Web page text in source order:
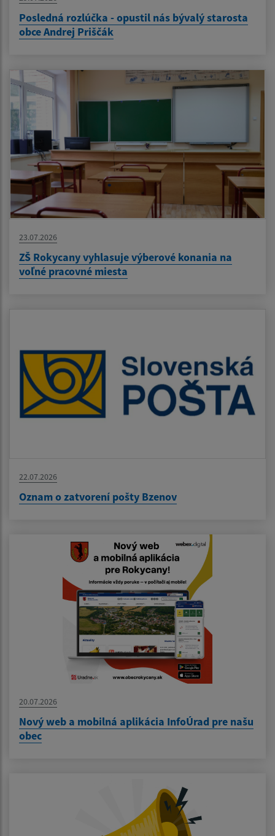
Posledná rozlúčka - opustil nás bývalý starosta
obce Andrej Priščák
23.07.2026
ZŠ Rokycany vyhlasuje výberové konania na
voľné pracovné miesta
22.07.2026
Oznam o zatvorení pošty Bzenov
20.07.2026
Nový web a mobilná aplikácia InfoÚrad pre našu
obec